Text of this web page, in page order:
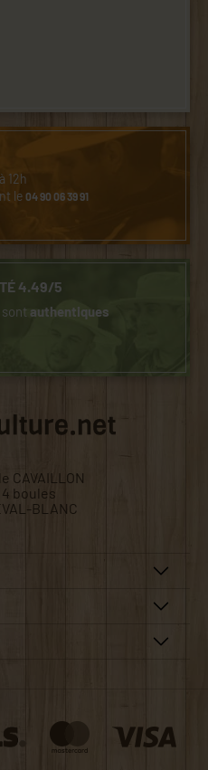
12h
le04 90 06 39 91
4.49/5
sontauthentiques
CAVAILLON
4 boules
BLANC